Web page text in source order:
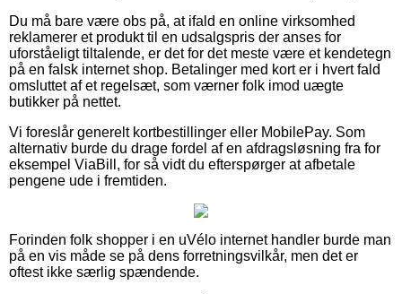
Du må bare være obs på, at ifald en online virksomhed
reklamerer et produkt til en udsalgspris der anses for
uforståeligt tiltalende, er det for det meste være et kendetegn
på en falsk internet shop. Betalinger med kort er i hvert fald
omsluttet af et regelsæt, som værner folk imod uægte
butikker på nettet.
Vi foreslår generelt kortbestillinger eller MobilePay. Som
alternativ burde du drage fordel af en afdragsløsning fra for
eksempel ViaBill, for så vidt du efterspørger at afbetale
pengene ude i fremtiden.
Forinden folk shopper i en uVélo internet handler burde man
på en vis måde se på dens forretningsvilkår, men det er
oftest ikke særlig spændende.